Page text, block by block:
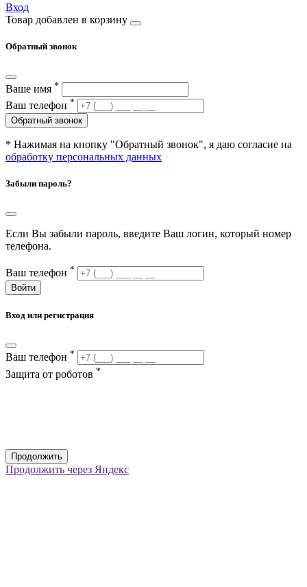
Вход
Товар добавлен в корзину
Обратный звонок
Ваше имя *
Ваш телефон *
Обратный звонок
* Нажимая на кнопку "Обратный звонок", я даю согласие на
обработку персональных данных
Забыли пароль?
Если Вы забыли пароль, введите Ваш логин, который номер
телефона.
Ваш телефон *
Войти
Вход или регистрация
Ваш телефон *
Защита от роботов *
Продолжить
Продолжить через Яндекс